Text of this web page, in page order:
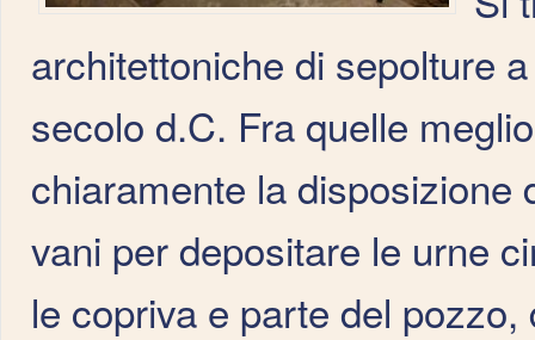
architettoniche di sepolture
secolo d.C. Fra quelle
chiaramente la disposizione
vani per depositare le urne
le copriva e parte del